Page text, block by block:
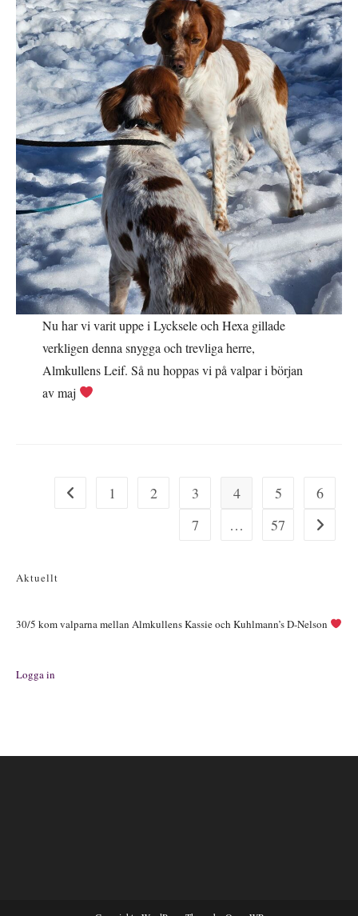
Nu har vi varit uppe i Lycksele och Hexa gillade
verkligen denna snygga och trevliga herre,
Almkullens Leif. Så nu hoppas vi på valpar i början
av maj
Gå till föregående sida
1 2 3 4 5
6
7
… 57 Gå till
Aktuellt
30/5 kom valparna mellan Almkullens Kassie och Kuhlmann’s D-Nelson
Logga in